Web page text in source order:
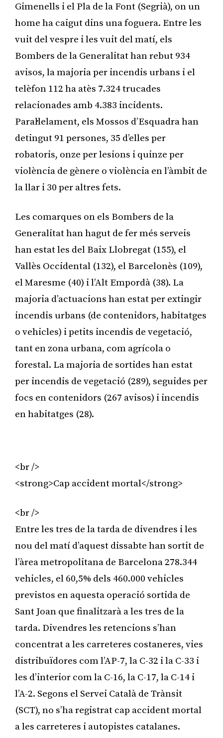
Gimenells i el Pla de la Font (Segrià), on un
home ha caigut dins una foguera. Entre les
vuit del vespre i les vuit del matí, els
Bombers de la Generalitat han rebut 934
avisos, la majoria per incendis urbans i el
telèfon 112 ha atès 7.324 trucades
relacionades amb 4.383 incidents.
Paral·lelament, els Mossos d’Esquadra han
detingut 91 persones, 35 d’elles per
robatoris, onze per lesions i quinze per
violència de gènere o violència en l’àmbit de
la llar i 30 per altres fets.
Les comarques on els Bombers de la
Generalitat han hagut de fer més serveis
han estat les del Baix Llobregat (155), el
Vallès Occidental (132), el Barcelonès (109),
el Maresme (40) i l’Alt Empordà (38). La
majoria d’actuacions han estat per extingir
incendis urbans (de contenidors, habitatges
o vehicles) i petits incendis de vegetació,
tant en zona urbana, com agrícola o
forestal. La majoria de sortides han estat
per incendis de vegetació (289), seguides per
focs en contenidors (267 avisos) i incendis
en habitatges (28).
<br />
<strong>Cap accident mortal</strong>
<br />
Entre les tres de la tarda de divendres i les
nou del matí d’aquest dissabte han sortit de
l’àrea metropolitana de Barcelona 278.344
vehicles, el 60,5% dels 460.000 vehicles
previstos en aquesta operació sortida de
Sant Joan que finalitzarà a les tres de la
tarda. Divendres les retencions s’han
concentrat a les carreteres costaneres, vies
distribuïdores com l’AP-7, la C-32 i la C-33 i
les d’interior com la C-16, la C-17, la C-14 i
l’A-2. Segons el Servei Català de Trànsit
(SCT), no s’ha registrat cap accident mortal
a les carreteres i autopistes catalanes.